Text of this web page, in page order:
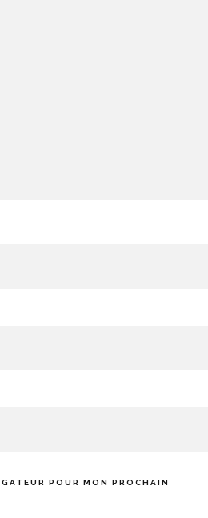
POUR MON PROCHAIN